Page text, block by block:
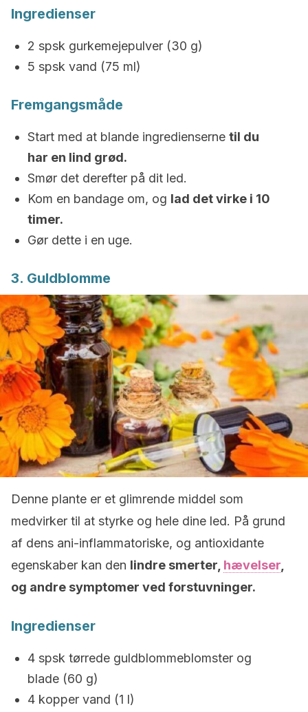
Ingredienser
2 spsk gurkemejepulver (30 g)
5 spsk vand (75 ml)
Fremgangsmåde
Start med at blande ingredienserne til du
har en lind grød.
Smør det derefter på dit led.
Kom en bandage om, og lad det virke i 10
timer.
Gør dette i en uge.
3. Guldblomme
Denne plante er et glimrende middel som
medvirker til at styrke og hele dine led. På grund
af dens ani-inflammatoriske, og antioxidante
egenskaber kan den lindre smerter, hævelser
og andre symptomer ved forstuvninger.
Ingredienser
4 spsk tørrede guldblommeblomster og
blade (60 g)
4 kopper vand (1 l)